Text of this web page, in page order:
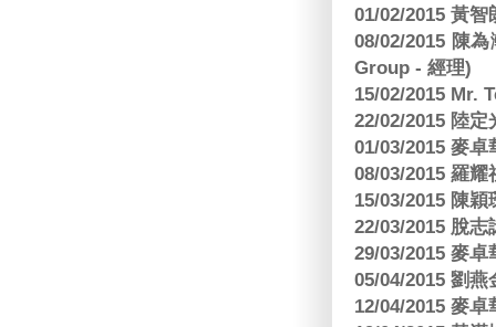
01/02/2015 黃
08/02/2015 陳
Group - 經理)
15/02/2015 Mr.
22/02/2015 陸
01/03/2015 麥
08/03/2015 羅
15/03/2015 陳
22/03/2015 脫
29/03/2015 麥
05/04/2015 劉
12/04/2015 麥